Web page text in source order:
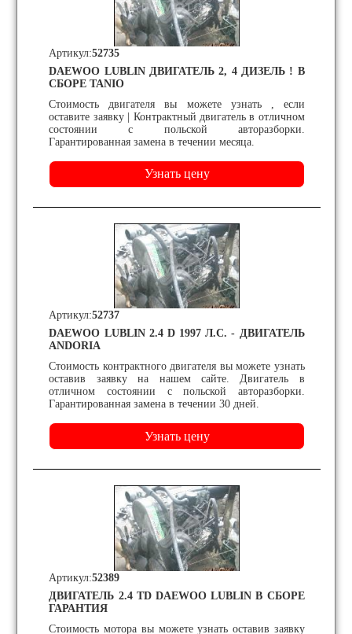
DAEWOO LUBLIN ДВИГАТЕЛЬ 2, 4 ДИЗЕЛЬ ! В
СБОРЕ TANIO
Стоимость двигателя вы можете узнать , если
оставите заявку | Контрактный двигатель в отличном
состоянии с польской авторазборки.
Гарантированная замена в течении месяца.
Артикул:52735
DAEWOO LUBLIN 2.4 D 1997 Л.С. - ДВИГАТЕЛЬ
ANDORIA
Стоимость контрактного двигателя вы можете узнать
оставив заявку на нашем сайте. Двигатель в
отличном состоянии с польской авторазборки.
Гарантированная замена в течении 30 дней.
Артикул:52737
ДВИГАТЕЛЬ 2.4 TD DAEWOO LUBLIN В СБОРЕ
ГАРАНТИЯ
Стоимость мотора вы можете узнать оставив заявку
Артикул:52389